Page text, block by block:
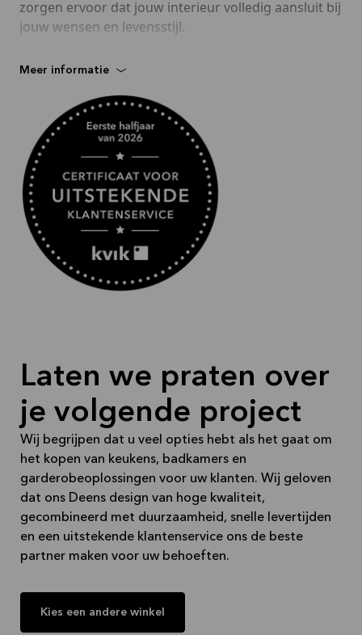
zorgen ervoor dat jouw interieur volledig aansluit bij
jouw wensen en levensstijl.
✔️ Je ontvangt een vrijblijvend 3D-ontwerp van jouw
droomproject
✔️ Onze prijzen zijn altijd netto en transparant –
geen verrassingen achteraf
✔️ Onderhandelen is niet nodig – je krijgt direct de
beste prijs
Met onze geavanceerde 3D-software brengen we
jouw ontwerp direct tot leven. Zo zie je meteen hoe
We kijken ernaar uit je te verwelkomen bij Kvik
Groningen
Meer informatie
Laten we praten over
je volgende project
Wij begrijpen dat u veel opties hebt als het gaat om
het kopen van keukens, badkamers en
garderobeoplossingen voor uw klanten. Wij geloven
dat ons Deens design van hoge kwaliteit,
gecombineerd met duurzaamheid, snelle levertijden
en een uitstekende klantenservice ons de beste
partner maken voor uw behoeften.
Kies een andere winkel